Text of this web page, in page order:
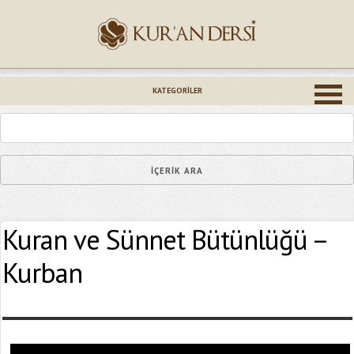
KATEGORILER
Kuran ve Sünnet Bütünlüğü –
Kurban
Epostanız (*)
Yaşadığınız Hatanın Ayrıntıları